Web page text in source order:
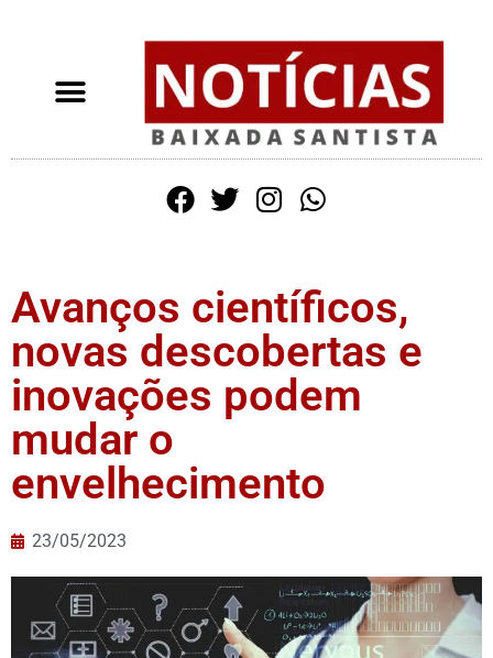
Avanços científicos,
novas descobertas e
inovações podem
mudar o
envelhecimento
23/05/2023